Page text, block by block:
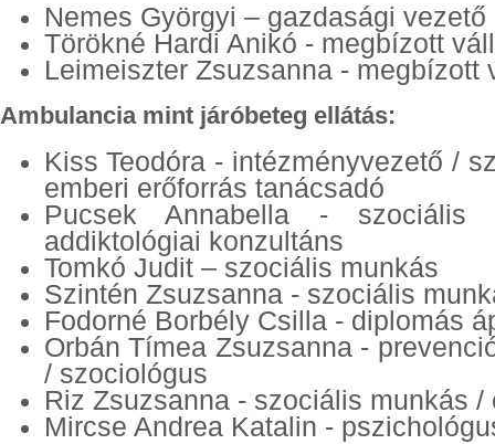
Nemes Györgyi – gazdasági vezető
Törökné Hardi Anikó - megbízott
Leimeiszter Zsuzsanna - megbízott
Ambulancia mint járóbeteg ellátás:
Kiss Teodóra - intézményvezető /
emberi erőforrás tanácsadó
Pucsek Annabella - szociális
addiktológiai konzultáns
Tomkó Judit – szociális munkás
Szintén Zsuzsanna - szociális
Fodorné Borbély Csilla - diplomás
Orbán Tímea Zsuzsanna -
/ szociológus
Riz Zsuzsanna - szociális munkás /
Mircse Andrea Katalin -